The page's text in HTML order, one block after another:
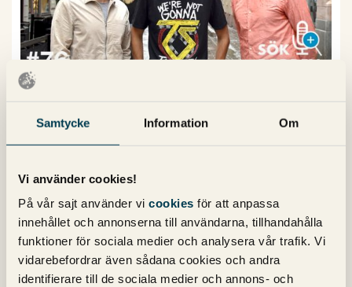
Samtycke Information Om
Vi använder cookies!
På vår sajt använder vi cookies för att anpassa
innehållet och annonserna till användarna, tillhandahålla
funktioner för sociala medier och analysera vår trafik. Vi
vidarebefordrar även sådana cookies och andra
identifierare till de sociala medier och annons- och
#76 POAS
AvMichael Wahlgren
fortsätter att prata om samarbetet mellan marknads- och
inköpsavdelningar och avslutar med brandannonsering
på Google Ads. Du lyssnar väl?
29 oktober 2021
Kommentarer (0)
Sökpodden